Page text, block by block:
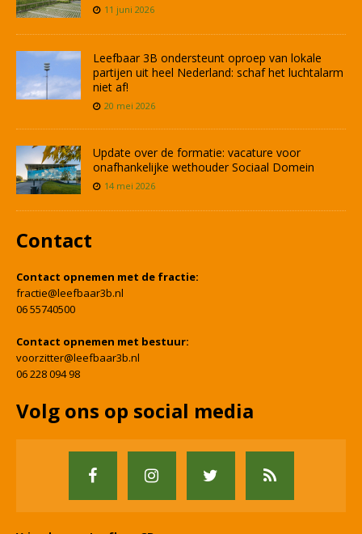
11 juni 2026
Leefbaar 3B ondersteunt oproep van lokale
partijen uit heel Nederland: schaf het luchtalarm
niet af!
20 mei 2026
Update over de formatie: vacature voor
onafhankelijke wethouder Sociaal Domein
14 mei 2026
Contact
Contact opnemen met de fractie:
fractie@leefbaar3b.nl
06 55740500
Contact opnemen met bestuur:
voorzitter@leefbaar3b.nl
06 228 094 98
Volg ons op social media